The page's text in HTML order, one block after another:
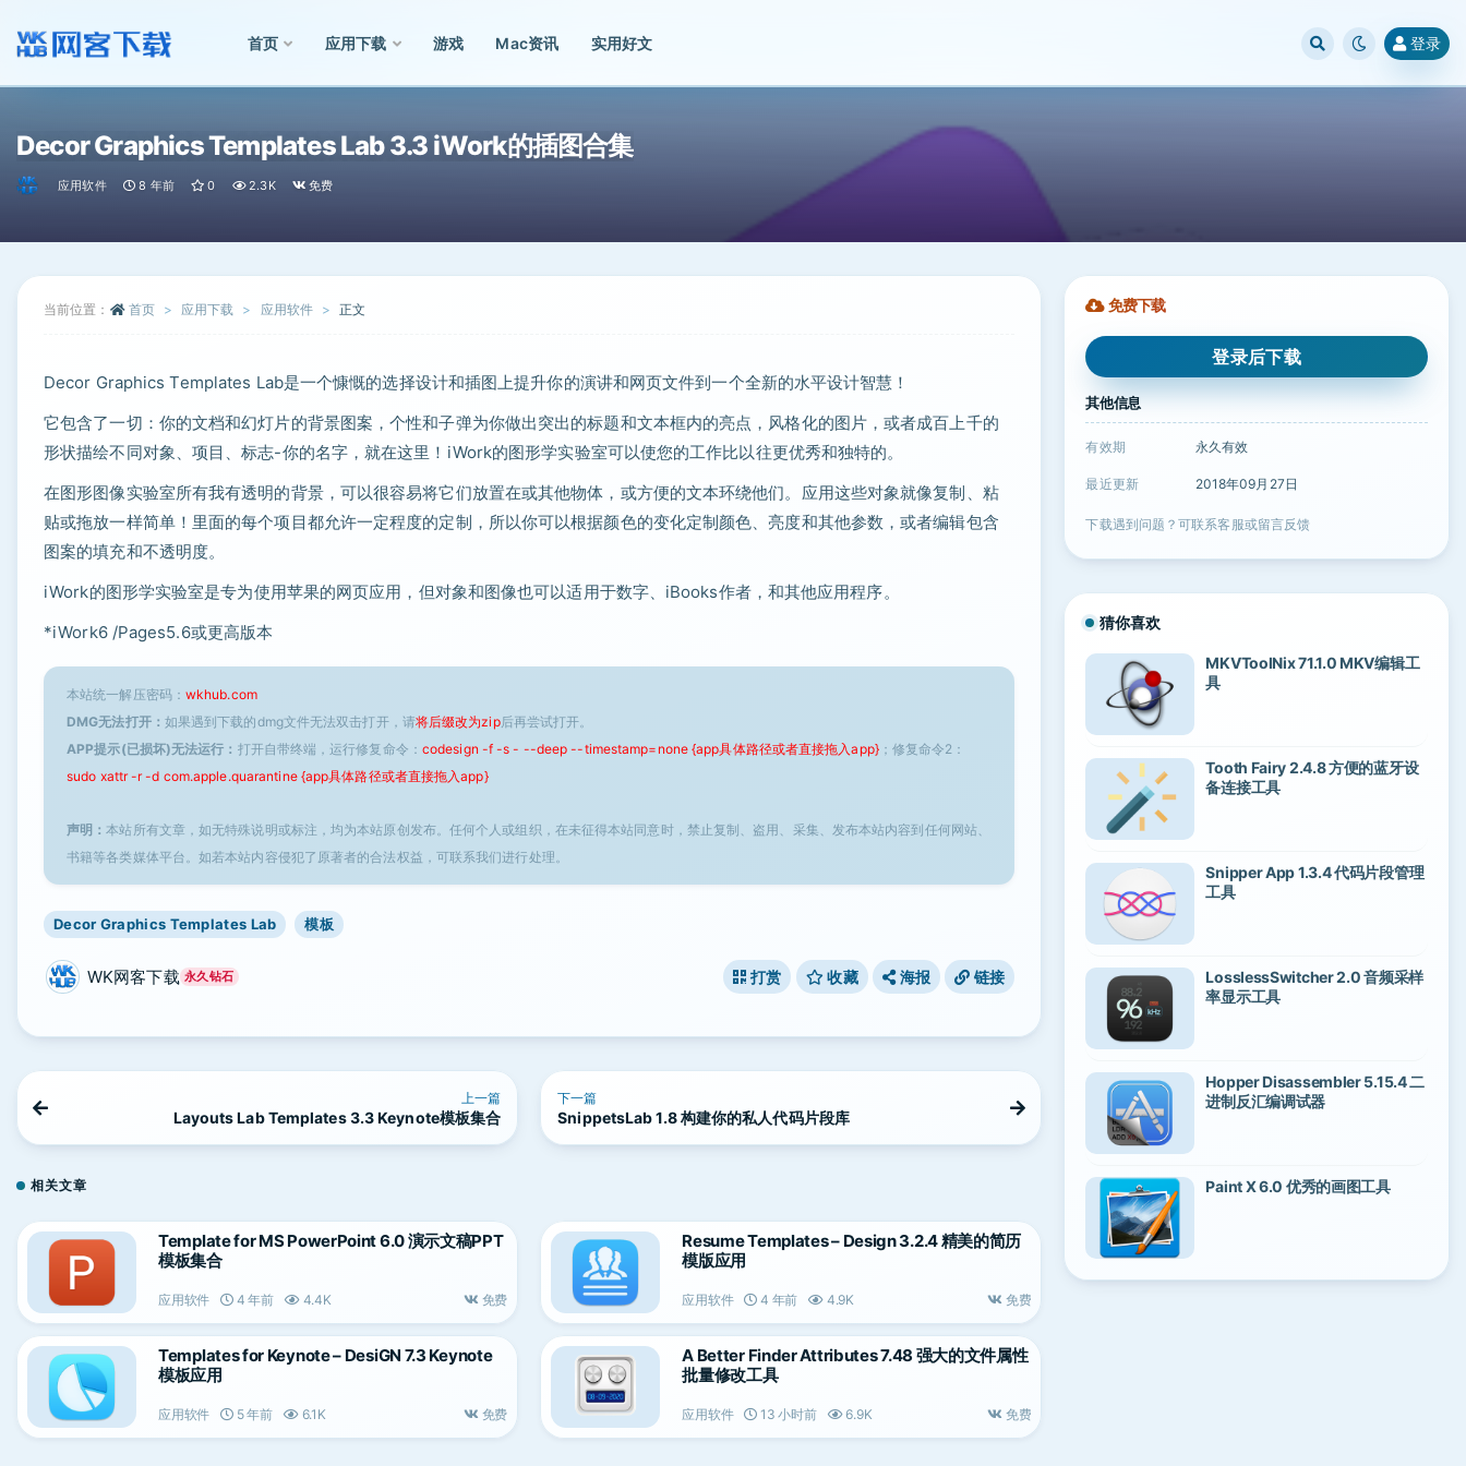
首页 应用下载 游戏 Mac资讯 实用好文 登录
Decor Graphics Templates Lab 3.3 iWork的插图合集
应用软件 8 年前 0 2.3K 免费
当前位置： 首页 应用下载 应用软件 正文
Decor Graphics Templates Lab是一个慷慨的选择设计和插图上提升你的演讲和网页文件到一个全新的水平设计智慧！
它包含了一切：你的文档和幻灯片的背景图案，个性和子弹为你做出突出的标题和文本框内的亮点，风格化的图片，或者成百上千的
形状描绘不同对象、项目、标志-你的名字，就在这里！iWork的图形学实验室可以使您的工作比以往更优秀和独特的。
在图形图像实验室所有我有透明的背景，可以很容易将它们放置在或其他物体，或方便的文本环绕他们。应用这些对象就像复制、粘
贴或拖放一样简单！里面的每个项目都允许一定程度的定制，所以你可以根据颜色的变化定制颜色、亮度和其他参数，或者编辑包含
图案的填充和不透明度。
iWork的图形学实验室是专为使用苹果的网页应用，但对象和图像也可以适用于数字、iBooks作者，和其他应用程序。
*iWork6 /Pages5.6或更高版本
本站统一解压密码： wkhub.com
DMG无法打开： 如果遇到下载的dmg文件无法双击打开，请将后缀改为zip后再尝试打开。
APP提示(已损坏)无法运行： 打开自带终端，运行修复命令： codesign -f -s - --deep --timestamp=none {app具体路径或者直接拖入app}；修复命令2：
sudo xattr -r -d com.apple.quarantine {app具体路径或者直接拖入app}
声明：本站所有文章，如无特殊说明或标注，均为本站原创发布。任何个人或组织，在未征得本站同意时，禁止复制、盗用、采集、发布本站内容到任何网站、
书籍等各类媒体平台。如若本站内容侵犯了原著者的合法权益，可联系我们进行处理。
Decor Graphics Templates Lab 模板
WK网客下载 永久钻石 打赏 收藏 海报 链接
上一篇
Layouts Lab Templates 3.3 Keynote模板集合
下一篇
SnippetsLab 1.8 构建你的私人代码片段库
相关文章
Template for MS PowerPoint 6.0 演示文稿PPT
模板集合
应用软件 4 年前 4.4K 免费
Resume Templates – Design 3.2.4 精美的简历
模版应用
应用软件 4 年前 4.9K 免费
Templates for Keynote – DesiGN 7.3 Keynote
模板应用
应用软件 5 年前 6.1K 免费
A Better Finder Attributes 7.48 强大的文件属性
批量修改工具
应用软件 13 小时前 6.9K 免费
免费下载
登录后下载
其他信息
有效期 永久有效
最近更新 2018年09月27日
下载遇到问题？可联系客服或留言反馈
猜你喜欢
MKVToolNix 71.1.0 MKV编辑工
具
Tooth Fairy 2.4.8 方便的蓝牙设
备连接工具
Snipper App 1.3.4 代码片段管理
工具
LosslessSwitcher 2.0 音频采样
率显示工具
Hopper Disassembler 5.15.4 二
进制反汇编调试器
Paint X 6.0 优秀的画图工具